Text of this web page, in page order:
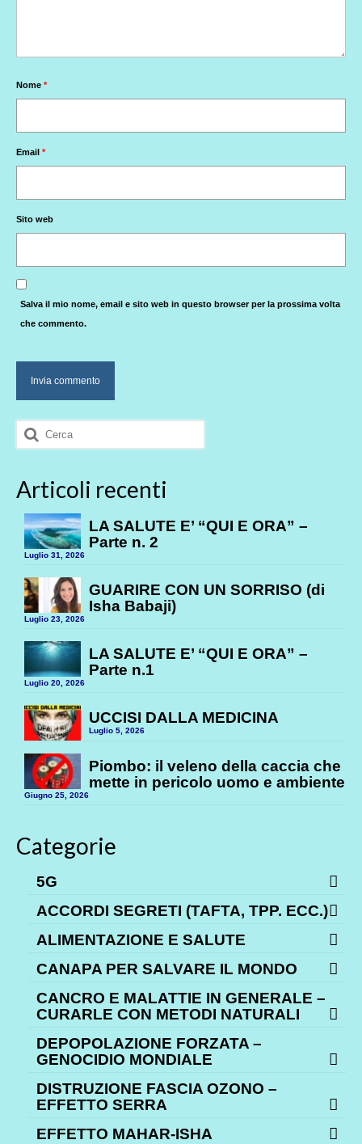
Nome *
Email *
Sito web
Salva il mio nome, email e sito web in questo browser per la prossima volta
che commento.
Cerca:
Articoli recenti
LA SALUTE E’ “QUI E ORA” –
Parte n. 2
Luglio 31, 2026
GUARIRE CON UN SORRISO (di
Isha Babaji)
Luglio 23, 2026
LA SALUTE E’ “QUI E ORA” –
Parte n.1
Luglio 20, 2026
UCCISI DALLA MEDICINA
Luglio 5, 2026
Piombo: il veleno della caccia che
mette in pericolo uomo e ambiente
Giugno 25, 2026
Categorie
5G
ACCORDI SEGRETI (TAFTA, TPP. ECC.)
ALIMENTAZIONE E SALUTE
CANAPA PER SALVARE IL MONDO
CANCRO E MALATTIE IN GENERALE –
CURARLE CON METODI NATURALI
DEPOPOLAZIONE FORZATA –
GENOCIDIO MONDIALE
DISTRUZIONE FASCIA OZONO –
EFFETTO SERRA
EFFETTO MAHAR-ISHA